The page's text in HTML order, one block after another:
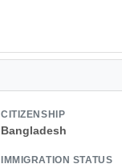
CITIZENSHIP
Bangladesh
IMMIGRATION STATUS